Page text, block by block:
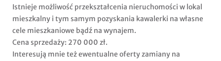
Istnieje możliwość przekształcenia nieruchomości w lokal
mieszkalny i tym samym pozyskania kawalerki na własne
cele mieszkaniowe bądź na wynajem.
Cena sprzedaży: 270 000 zł.
Interesują mnie też ewentualne oferty zamiany na